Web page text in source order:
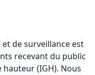
de surveillance est
recevant du public
hauteur (IGH). Nous